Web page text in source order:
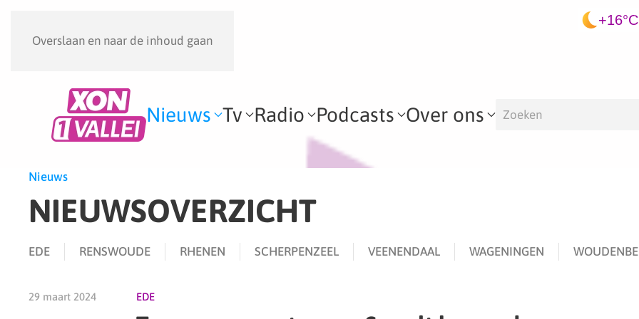
Overslaan en naar de inhoud gaan
+16°C
Nieuws Tv Radio Podcasts Over ons
Nieuws
NIEUWSOVERZICHT
EDE RENSWOUDE RHENEN SCHERPENZEEL VEENENDAAL WAGENINGEN
29 maart 2024 EDE